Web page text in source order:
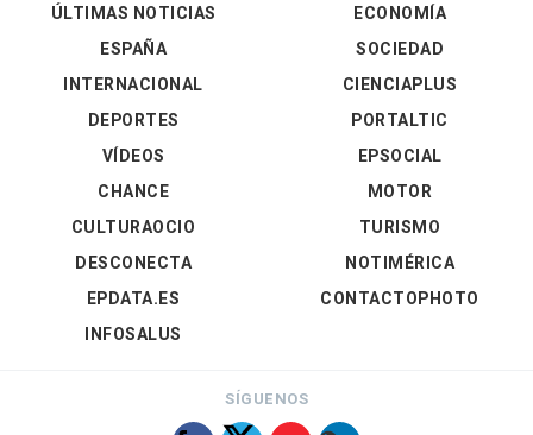
ÚLTIMAS NOTICIAS
ESPAÑA
INTERNACIONAL
DEPORTES
VÍDEOS
ECONOMÍA
SOCIEDAD
CIENCIAPLUS
PORTALTIC
EPSOCIAL
CHANCE
CULTURAOCIO
DESCONECTA
EPDATA.ES
INFOSALUS
MOTOR
TURISMO
NOTIMÉRICA
CONTACTOPHOTO
SÍGUENOS